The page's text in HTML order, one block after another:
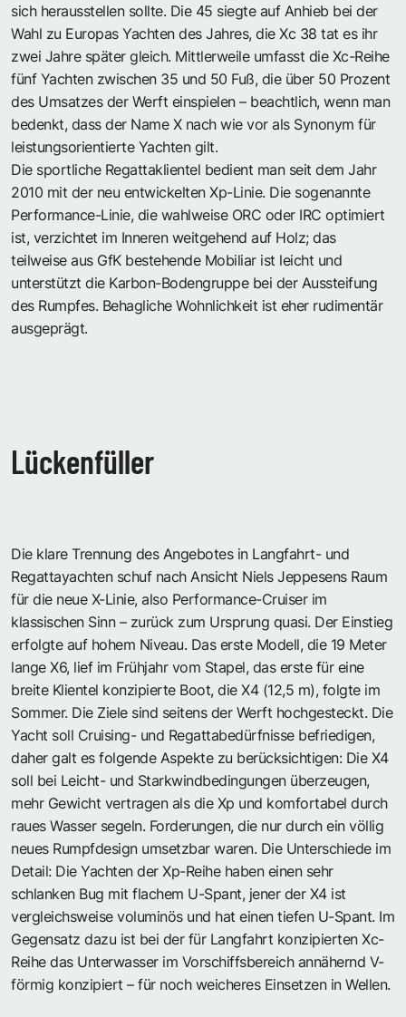
sich herausstellen sollte. Die 45 siegte auf Anhieb bei der
Wahl zu Europas Yachten des Jahres, die Xc 38 tat es ihr
zwei Jahre später gleich. Mittlerweile umfasst die Xc-Reihe
fünf Yachten zwischen 35 und 50 Fuß, die über 50 Prozent
des Umsatzes der Werft einspielen – beachtlich, wenn man
bedenkt, dass der Name X nach wie vor als Synonym für
leistungsorientierte Yachten gilt.
Die sportliche Regattaklientel bedient man seit dem Jahr
2010 mit der neu entwickelten Xp-Linie. Die sogenannte
Performance-Linie, die wahlweise ORC oder IRC optimiert
ist, verzichtet im Inneren weitgehend auf Holz; das
teilweise aus GfK bestehende Mobiliar ist leicht und
unterstützt die Karbon-Bodengruppe bei der Aussteifung
des Rumpfes. Behagliche Wohnlichkeit ist eher rudimentär
ausgeprägt.
Lückenfüller
Die klare Trennung des Angebotes in Langfahrt- und
Regattayachten schuf nach Ansicht Niels Jeppesens Raum
für die neue X-Linie, also Performance-Cruiser im
klassischen Sinn – zurück zum Ursprung quasi. Der Einstieg
erfolgte auf hohem Niveau. Das erste Modell, die 19 Meter
lange X6, lief im Frühjahr vom Stapel, das erste für eine
breite Klientel konzipierte Boot, die X4 (12,5 m), folgte im
Sommer. Die Ziele sind seitens der Werft hochgesteckt. Die
Yacht soll Cruising- und Regattabedürfnisse befriedigen,
daher galt es folgende Aspekte zu berücksichtigen: Die X4
soll bei Leicht- und Starkwindbedingungen überzeugen,
mehr Gewicht vertragen als die Xp und komfortabel durch
raues Wasser segeln. Forderungen, die nur durch ein völlig
neues Rumpfdesign umsetzbar waren. Die Unterschiede im
Detail: Die Yachten der Xp-Reihe haben einen sehr
schlanken Bug mit flachem U-Spant, jener der X4 ist
vergleichsweise voluminös und hat einen tiefen U-Spant. Im
Gegensatz dazu ist bei der für Langfahrt konzipierten Xc-
Reihe das Unterwasser im Vorschiffsbereich annähernd V-
förmig konzipiert – für noch weicheres Einsetzen in Wellen.